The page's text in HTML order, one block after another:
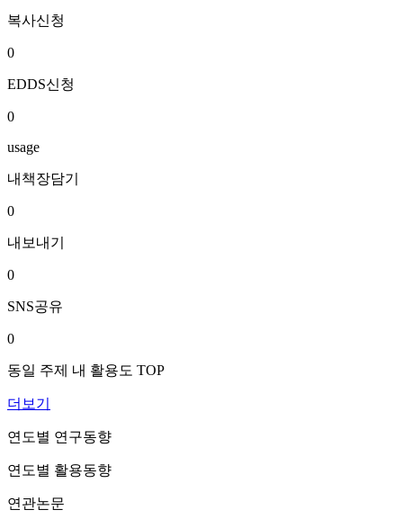
복사신청
0
EDDS신청
0
usage
내책장담기
0
내보내기
0
SNS공유
0
동일 주제 내 활용도 TOP
더보기
연도별 연구동향
연도별 활용동향
연관논문